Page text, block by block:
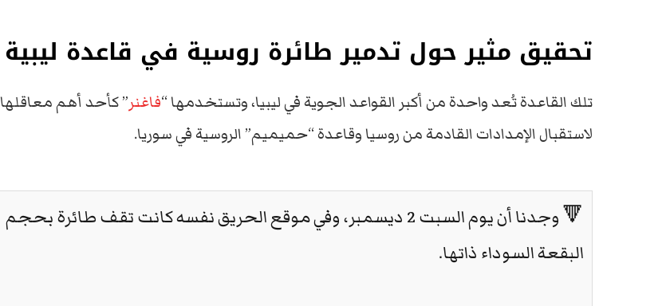
تحقيق مثير حول تدمير طائرة روسية في قاعدة ليبية
تلك القاعدة تُعد واحدة من أكبر القواعد الجوية في ليبيا، وتستخدمها “فاغنر” كأحد أهم معاقلها
لاستقبال الإمدادات القادمة من روسيا وقاعدة “حميميم” الروسية في سوريا.
🔻 وجدنا أن يوم السبت 2 ديسمبر، وفي موقع الحريق نفسه كانت تقف طائرة بحجم
البقعة السوداء ذاتها.